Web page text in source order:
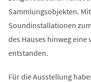
Sammlungsobjekten.
Soundinstallationen
des Hauses hinweg
entstanden.
Für die Ausstellung